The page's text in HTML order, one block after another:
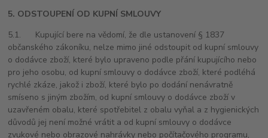
5. ODSTOUPENÍ OD KUPNÍ SMLOUVY
5.1. Kupující bere na vědomí, že dle ustanovení § 1837
občanského zákoníku, nelze mimo jiné odstoupit od kupní smlouvy
o dodávce zboží, které bylo upraveno podle přání kupujícího nebo
pro jeho osobu, od kupní smlouvy o dodávce zboží, které podléhá
rychlé zkáze, jakož i zboží, které bylo po dodání nenávratně
smíseno s jiným zbožím, od kupní smlouvy o dodávce zboží v
uzavřeném obalu, které spotřebitel z obalu vyňal a z hygienických
důvodů jej není možné vrátit a od kupní smlouvy o dodávce
zvukové nebo obrazové nahrávky nebo počítačového programu,